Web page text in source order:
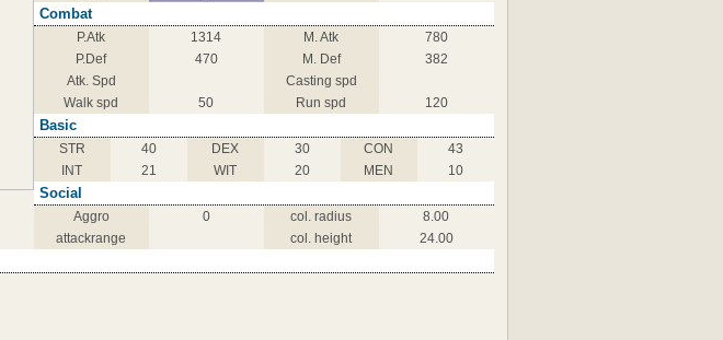
Combat
P.Atk 1314 M. Atk
780
P.Def
470 M. Def
382
Atk. Spd
Casting spd
Walk spd
50 Run spd 120
Basic
STR 40 DEX 30 CON
43
INT
21 WIT 20 MEN 10
Social
Aggro 0 col. radius
8.00
attackrange
col. height 24.00